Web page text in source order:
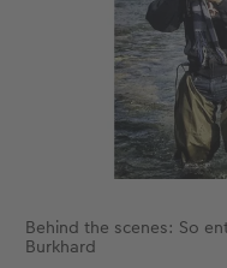
Behind the scenes: So
Burkhard